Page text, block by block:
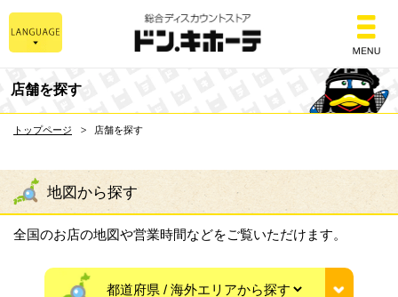
総合ディスカウント
店舗を探す
トップページ 店舗を探す
地図から探す
全国のお店の地図や営業時間などをご覧いただけます。